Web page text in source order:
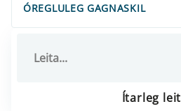
ÓREGLULEG GAGNASKIL
Ítarleg leit